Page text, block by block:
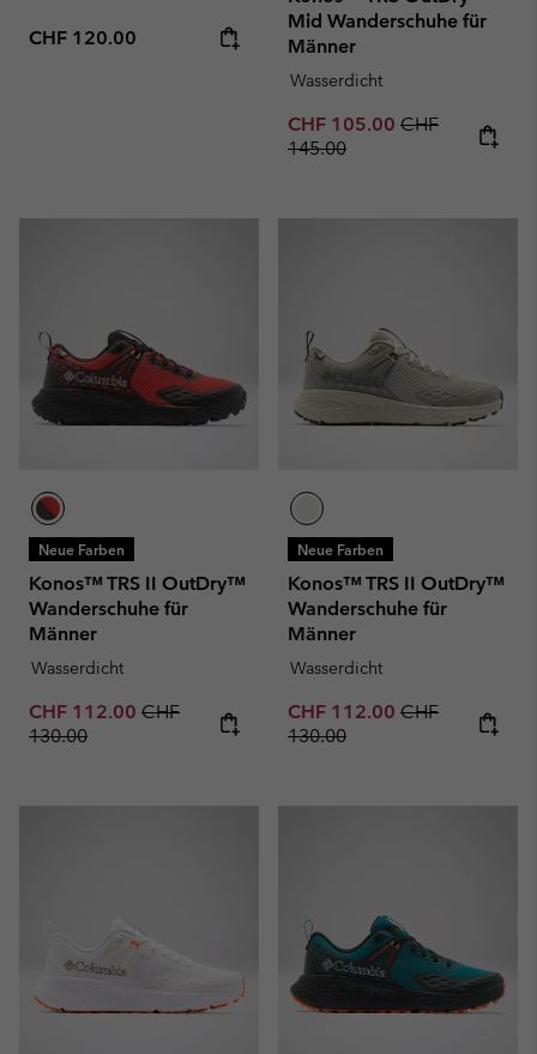
Regular price:
CHF 120.00
Mid Wanderschuhe für
Männer
Wasserdicht
Sale price:
CHF 105.00 Regular price:
CHF
145.00
Neue Farben
Konos™ TRS II OutDry™
Wanderschuhe für
Männer
Wasserdicht
Sale price:
CHF 112.00 Regular price:
CHF
130.00
Neue Farben
Konos™ TRS II OutDry™
Wanderschuhe für
Männer
Wasserdicht
Sale price:
CHF 112.00 Regular price:
CHF
130.00